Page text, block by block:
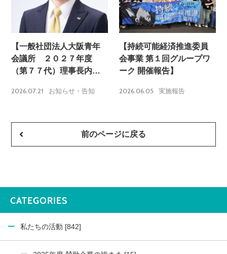
【一般社団法人大阪青年
会議所 ２０２７年度
（第７７代）理事長内定
2026.07.21 お知らせ・告知
【持続可能経済推進委員
会事業 第１回グループワ
ーク 開催報告】
2026.06.05 実施報告
前のページに戻る
CATEGORIES
私たちの活動 [842]